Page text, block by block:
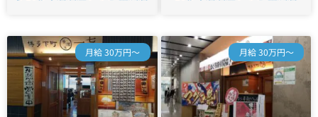
月給 30万円～ 月給 30万円～